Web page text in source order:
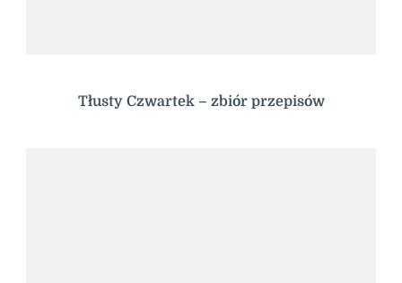
Tłusty Czwartek – zbiór przepisów